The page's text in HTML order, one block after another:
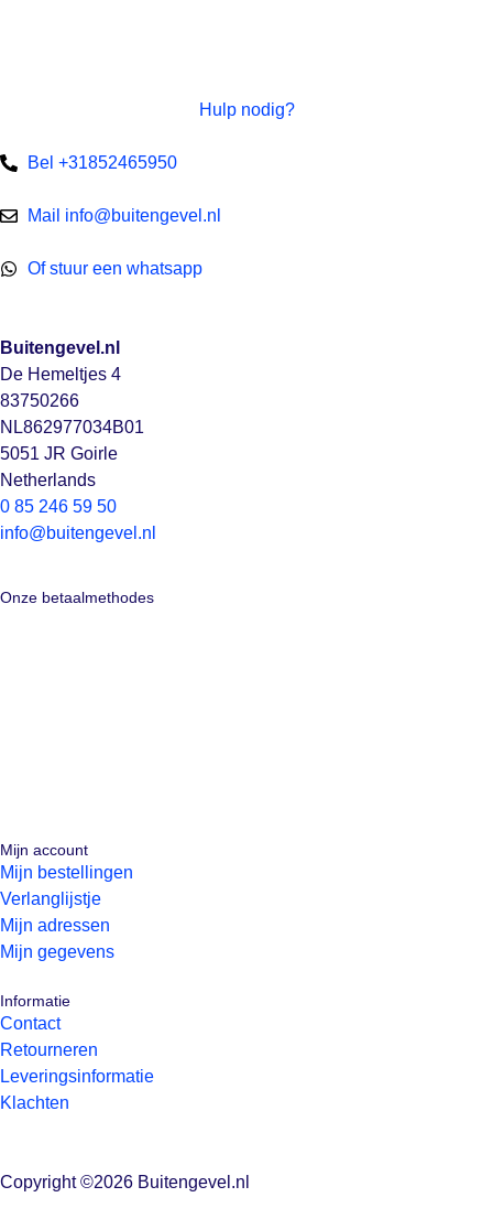
Hulp nodig?
Bel +31852465950
Mail info@buitengevel.nl
Of stuur een whatsapp
Buitengevel.nl
De Hemeltjes 4
83750266
NL862977034B01
5051 JR Goirle
Netherlands
0 85 246 59 50
info@buitengevel.nl
Onze betaalmethodes
Mijn account
Mijn bestellingen
Verlanglijstje
Mijn adressen
Mijn gegevens
Informatie
Contact
Retourneren
Leveringsinformatie
Klachten
Copyright ©2026 Buitengevel.nl